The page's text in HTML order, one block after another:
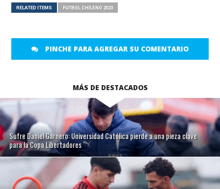
RELATED ITEMS FUTBOL CHILENO 2023
PINCHE PARA AGREGAR SU COMENTARIO
MÁS DE DESTACADOS
Sufre Daniel Garnero: Universidad Católica pierde a una pieza clave
para la Copa Libertadores